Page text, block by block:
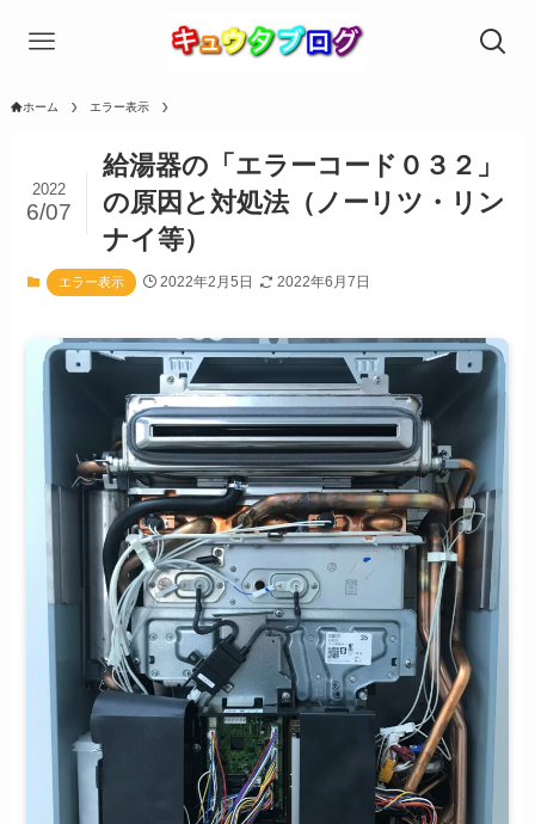
ホーム エラー表示
給湯器の「エラーコード０３２」
の原因と対処法（ノーリツ・リン
ナイ等）
2022
6/07
エラー表示 2022年2月5日 2022年6月7日